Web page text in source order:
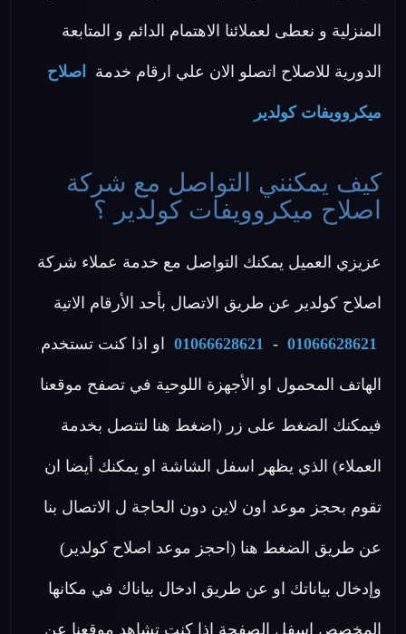
المنزلية و نعطى لعملائنا الاهتمام الدائم و المتابعة
الدورية للاصلاح اتصلو الان علي ارقام خدمة اصلاح
ميكروويفات كولدير
كيف يمكنني التواصل مع شركة
اصلاح ميكروويفات كولدير ؟
عزيزي العميل يمكنك التواصل مع خدمة عملاء شركة
اصلاح كولدير عن طريق الاتصال بأحد الأرقام الاتية
01066628621
-
01066628621 او اذا كنت تستخدم
الهاتف المحمول او الأجهزة اللوحية في تصفح موقعنا
فيمكنك الضغط على زر (اضغط هنا لتتصل بخدمة
العملاء) الذي يظهر اسفل الشاشة او يمكنك أيضا ان
تقوم بحجز موعد اون لاين دون الحاجة ل الاتصال بنا
عن طريق الضغط هنا (احجز موعد اصلاح كولدير)
وإدخال بياناتك او عن طريق ادخال بياناك في مكانها
المخصص اسفل الصفحة اذا كنت تشاهد موقعنا عن